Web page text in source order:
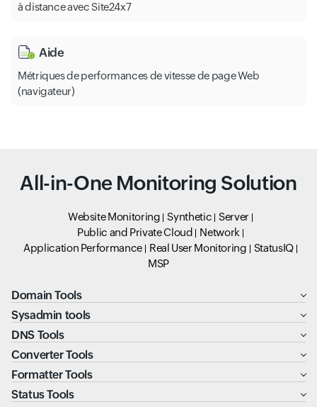
à distance avec Site24x7
Aide
Métriques de performances de vitesse de page Web
(navigateur)
All-in-One Monitoring Solution
Website Monitoring Synthetic
Server
Public and Private Cloud
Network
Application Performance
Real User Monitoring
StatusIQ
MSP
Domain Tools
Sysadmin tools
DNS Tools
Converter Tools
Formatter Tools
Status Tools